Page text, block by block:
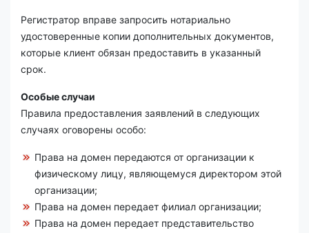
Регистратор вправе запросить нотариально
удостоверенные копии дополнительных документов,
которые клиент обязан предоставить в указанный
срок.
Особые случаи
Правила предоставления заявлений в следующих
случаях оговорены особо:
Права на домен передаются от организации к
физическому лицу, являющемуся директором этой
организации;
Права на домен передает филиал организации;
Права на домен передает представительство